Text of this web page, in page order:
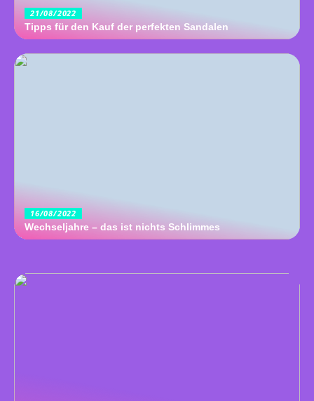
21/08/2022
Tipps für den Kauf der perfekten Sandalen
16/08/2022
Wechseljahre – das ist nichts Schlimmes